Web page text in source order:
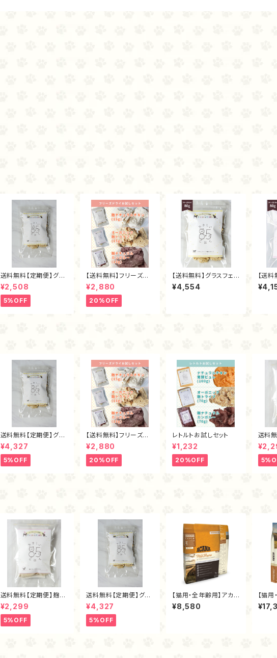
送料無料【定期便】グラ
スフェッド麴トライプ・フ
リーズドライ40ｇ
¥2,508
5%OFF
【送料無料】フリーズドラ
イお試しセット
¥2,880
20%OFF
【送料無料】グラスフェッ
ド麴トライプ（フリーズド
ライ80ｇ）
¥4,554
【送
ク麹ト
ライ80
送料無料【定期便】グラ
スフェッド麴トライプ・フ
リーズドライ80ｇ
¥4,327
5%OFF
【送料無料】フリーズドラ
イお試しセット
¥2,880
20%OFF
レトルトお試しセット
¥1,232
20%OFF
送料
チュラ
ズド
送料無料【定期便】麹ナ
チュラルチキン・フリー
ズドライ40ｇ
¥2,299
5%OFF
送料無料【定期便】グラ
スフェッド麴トライプ・フ
リーズドライ80ｇ
¥4,327
5%OFF
【猫用・全年齢用】アカ
ナ・ワイルドプレイリー
キャット1.8kg
¥8,580
【猫
4.5キ